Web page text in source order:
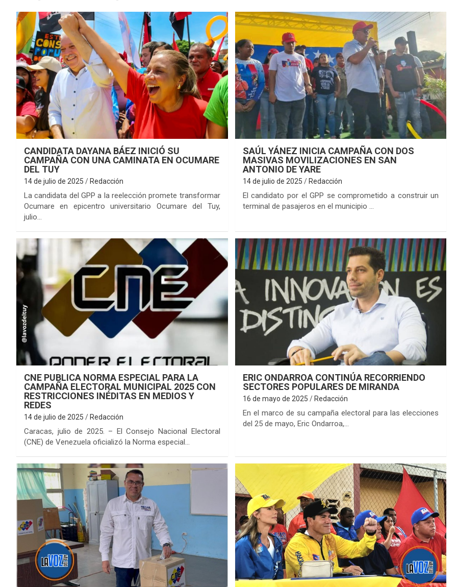
CANDIDATA DAYANA BÁEZ INICIÓ SU
CAMPAÑA CON UNA CAMINATA EN OCUMARE
DEL TUY
14 de julio de 2025 Redacción
La candidata del GPP a la reelección promete transformar
Ocumare en epicentro universitario Ocumare del Tuy,
julio…
SAÚL YÁNEZ INICIA CAMPAÑA CON DOS
MASIVAS MOVILIZACIONES EN SAN
ANTONIO DE YARE
14 de julio de 2025 Redacción
El candidato por el GPP se comprometido a construir un
terminal de pasajeros en el municipio …
CNE PUBLICA NORMA ESPECIAL PARA LA
CAMPAÑA ELECTORAL MUNICIPAL 2025 CON
RESTRICCIONES INÉDITAS EN MEDIOS Y
REDES
14 de julio de 2025 Redacción
Caracas, julio de 2025. – El Consejo Nacional Electoral
(CNE) de Venezuela oficializó la Norma especial…
ERIC ONDARROA CONTINÚA RECORRIENDO
SECTORES POPULARES DE MIRANDA
16 de mayo de 2025 Redacción
En el marco de su campaña electoral para las elecciones
del 25 de mayo, Eric Ondarroa,…